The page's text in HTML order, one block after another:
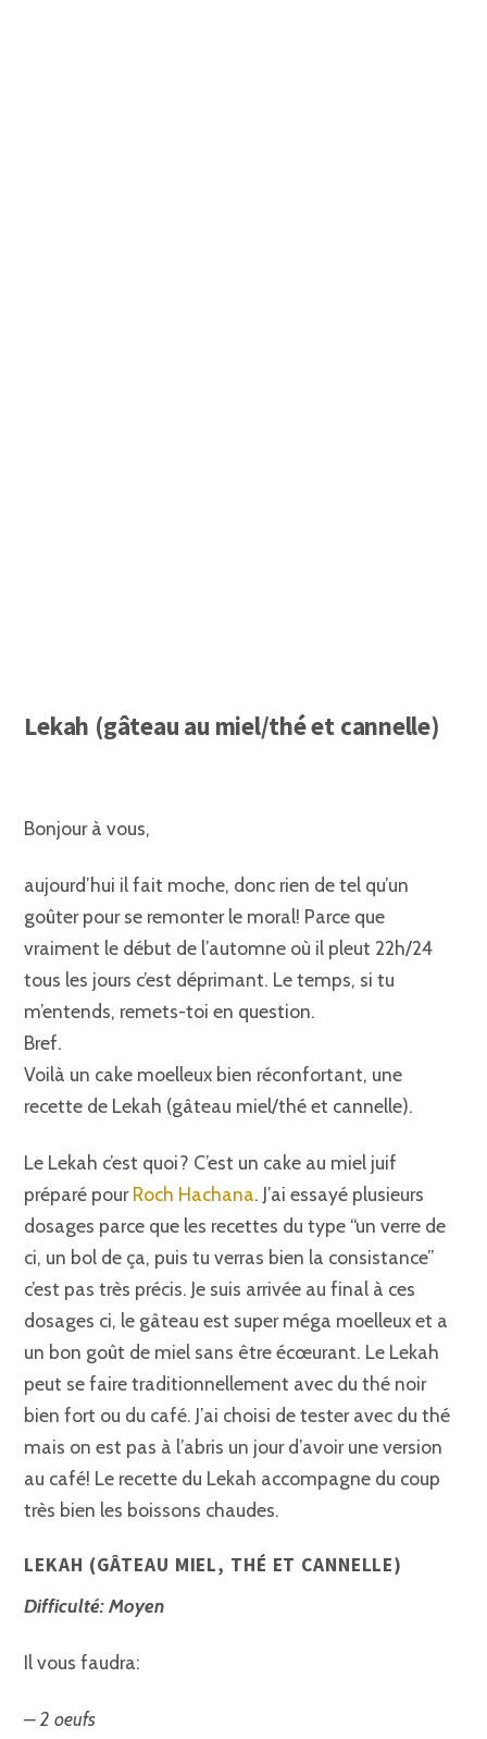
Lekah (gâteau au miel/thé et cannelle)
Bonjour à vous,
aujourd’hui il fait moche, donc rien de tel qu’un
goûter pour se remonter le moral! Parce que
vraiment le début de l’automne où il pleut 22h/24
tous les jours c’est déprimant. Le temps, si tu
m’entends, remets-toi en question.
Bref.
Voilà un cake moelleux bien réconfortant, une
recette de Lekah (gâteau miel/thé et cannelle).
Le Lekah c’est quoi? C’est un cake au miel juif
préparé pourRoch Hachana. J’ai essayé plusieurs
dosages parce que les recettes du type “un verre de
ci, un bol de ça, puis tu verras bien la consistance”
c’est pas très précis. Je suis arrivée au final à ces
dosages ci, le gâteau est super méga moelleux et a
un bon goût de miel sans être écœurant. Le Lekah
peut se faire traditionnellement avec du thé noir
bien fort ou du café. J’ai choisi de tester avec du thé
mais on est pas à l’abris un jour d’avoir une version
au café! Le recette du Lekah accompagne du coup
très bien les boissons chaudes.
LEKAH (GÂTEAU MIEL, THÉ ET CANNELLE)
Difficulté: Moyen
Il vous faudra:
– 2 oeufs